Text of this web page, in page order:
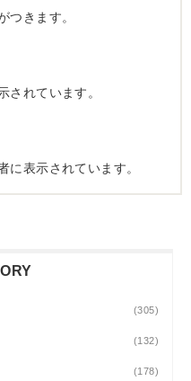
つきます。
されています。
に表示されています。
(305)
(132)
(178)